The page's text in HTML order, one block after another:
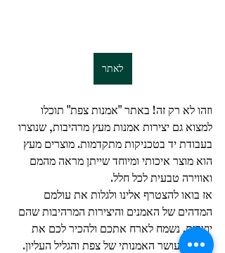
לאתר
וזהו לא רק זה! באתר "אמנות צפת" תוכלו
למצוא גם יצירות אמנות מעץ מרהיבות, שנוצרו
בעבודת יד בטכניקות מתקדמות. מוצרים מעץ
הוא מוצר איכותי ומיוחד שייתן מראה מהמם
ואווירה טבעית לכל חלל.
אז בואו להצטרף אלינו ולגלות את עולמם
המדהים של האמנים והיצירות המרהיבות שהם
יוצרים. נשמח לארח אתכם ולהכיר לכם את
היופי והעושר האמנותי של צפת והגליל העליון.